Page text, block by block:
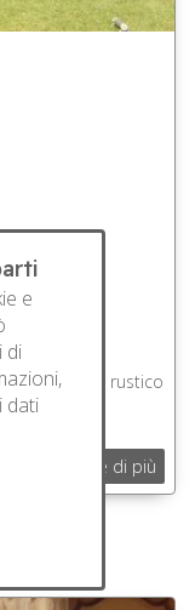
rustico
Per saperne di più
e
di
dati